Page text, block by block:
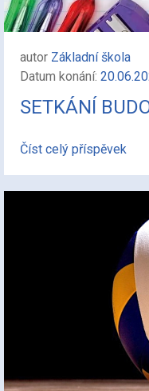
autor Základní škola
Datum konání:
SETKÁNÍ
Číst celý příspěvek